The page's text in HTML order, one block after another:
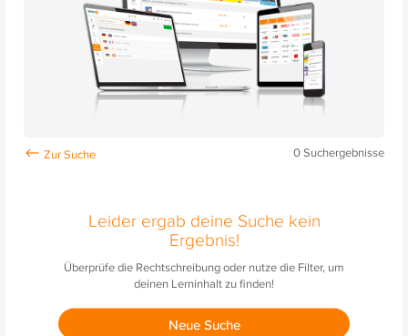
0Suchergebnisse
Leider ergab deine Suche kein
Ergebnis!
Überprüfe die Rechtschreibung oder nutze die Filter, um
deinen Lerninhalt zu finden!
Neue Suche